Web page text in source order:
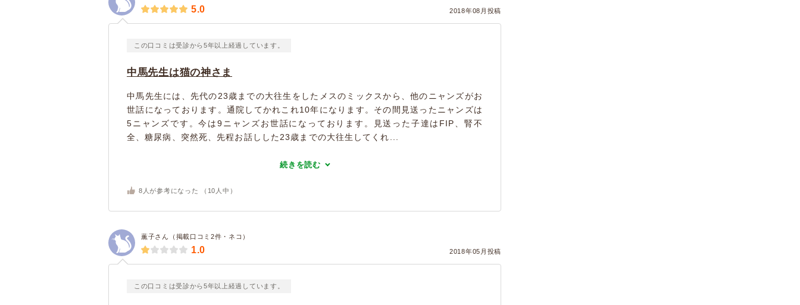
2018年08月投稿
5.0
この口コミは受診から5年以上経過しています。
中馬先生は猫の神さま
中馬先生には、先代の23歳までの大往生をしたメスのミックスから、他のニャンズがお
世話になっております。通院してかれこれ10年になります。その間見送ったニャンズは
5ニャンズです。今は9ニャンズお世話になっております。見送った子達はFIP、腎不
全、糖尿病、突然死、先程お話しした23歳までの大往生してくれ...
続きを読む
8 人が参考になった （ 10 人中）
薫子さん（掲載口コミ2件・ネコ）
2018年05月投稿
1.0
この口コミは受診から5年以上経過しています。